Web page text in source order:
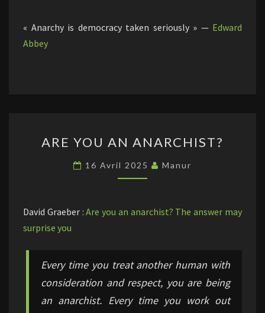
« Anarchy is democracy taken seriously » — Edward
Abbey
YOU
AN
ANARCHIST?
ARE YOU AN ANARCHIST?
16 Avril 2025 Manur
David Graeber :Are you an anarchist? The answer may
surprise you
Every time you treat another human with
consideration and respect, you are being
an anarchist. Every time you work out